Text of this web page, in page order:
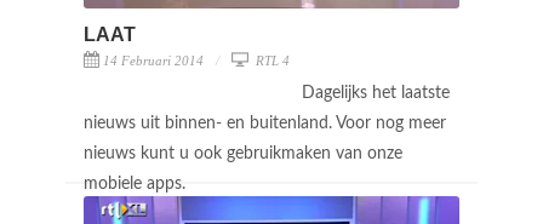
LAAT
14 Februari 2014 RTL 4
Dagelijks het laatste
nieuws uit binnen- en buitenland. Voor nog meer
nieuws kunt u ook gebruikmaken van onze
mobiele apps.